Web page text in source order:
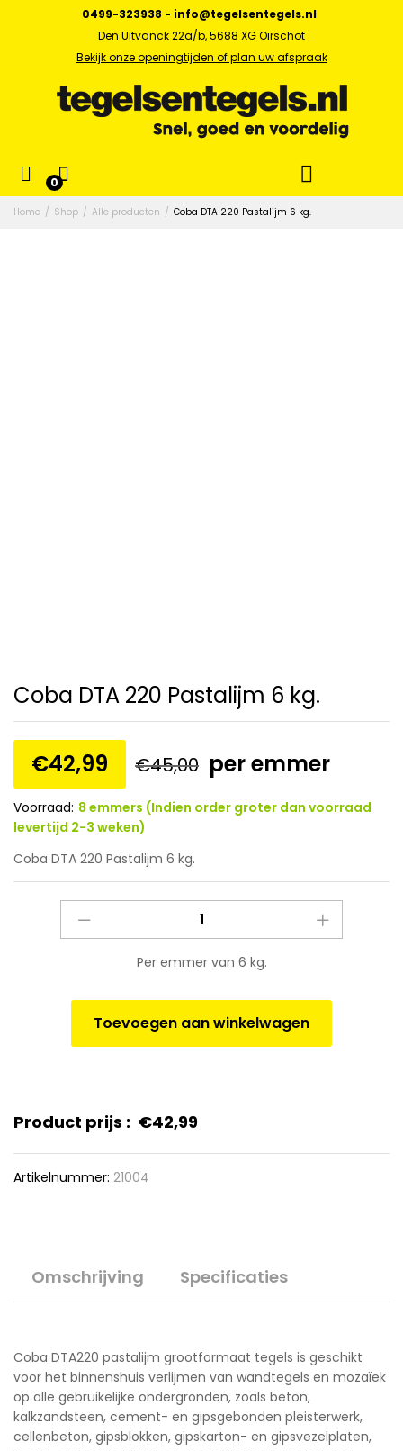
0499-323938 - info@tegelsentegels.nl
Den Uitvanck 22a/b, 5688 XG Oirschot
Bekijk onze openingtijden of plan uw afspraak
0
Home / Shop / Alle producten / Coba DTA 220 Pastalijm 6 kg.
Coba DTA 220 Pastalijm 6 kg.
€42,99 €45,00 per emmer
Voorraad: 8 emmers (Indien order groter dan voorraad
levertijd 2-3 weken)
Coba DTA 220 Pastalijm 6 kg.
quantity
Per emmer van 6 kg.
Toevoegen aan winkelwagen
Product prijs : €42,99
Artikelnummer: 21004
Omschrijving Specificaties
Coba DTA220 pastalijm grootformaat tegels is geschikt
voor het binnenshuis verlijmen van wandtegels en mozaïek
op alle gebruikelijke ondergronden, zoals beton,
kalkzandsteen, cement- en gipsgebonden pleisterwerk,
cellenbeton, gipsblokken, gipskarton- en gipsvezelplaten,